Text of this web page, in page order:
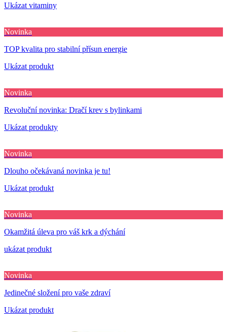
Ukázat vitaminy
Novinka
TOP kvalita pro stabilní přísun energie
Ukázat produkt
Novinka
Revoluční novinka: Dračí krev s bylinkami
Ukázat produkty
Novinka
Dlouho očekávaná novinka je tu!
Ukázat produkt
Novinka
Okamžitá úleva pro váš krk a dýchání
ukázat produkt
Novinka
Jedinečné složení pro vaše zdraví
Ukázat produkt